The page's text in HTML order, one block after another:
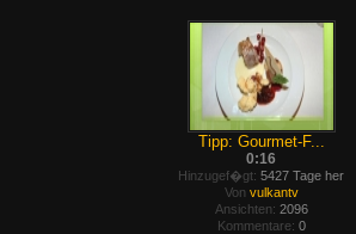
Tipp: Gourmet-F...
0:16
Hinzugef�gt: 5427 Tage her
Von vulkantv
Ansichten: 2096
Kommentare: 0